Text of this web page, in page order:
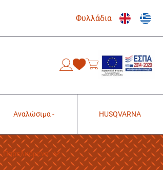
Φυλλάδια
Αναλώσιμα -
Παρελκόμενα
HUSQVARNA